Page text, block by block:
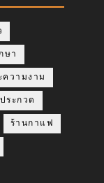
ษา
วามงาม
ระกวด
ร้านกาแฟ